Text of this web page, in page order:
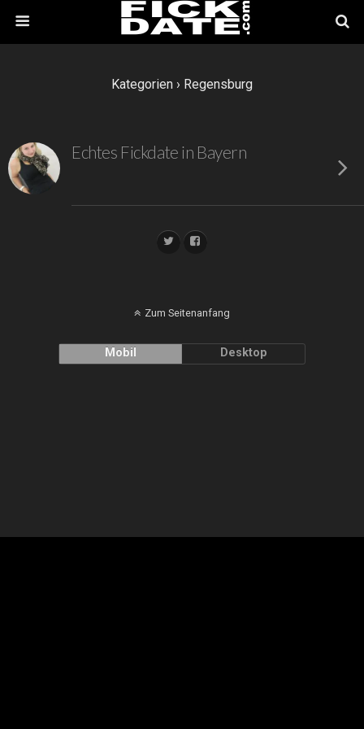
Kategorien › Regensburg
Echtes Fickdate in Bayern
Zum Seitenanfang
Mobil Desktop